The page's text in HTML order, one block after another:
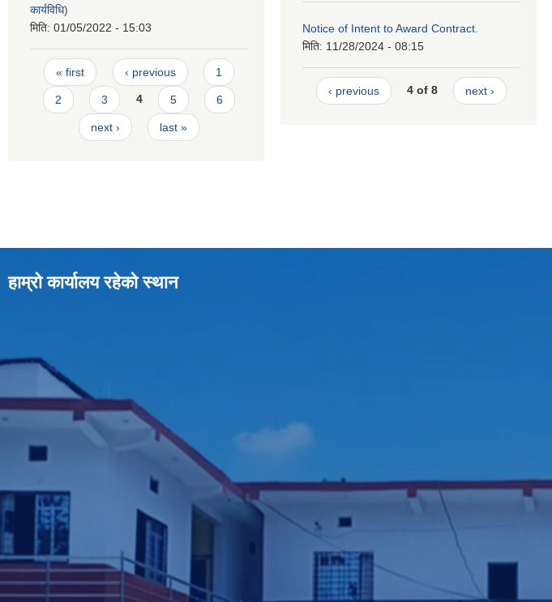
कार्यविधि)
मिति: 01/05/2022 - 15:03
Pages
« first ‹ previous 1
2 3 4 5 6
next › last »
Notice of Intent to Award Contract.
मिति: 11/28/2024 - 08:15
‹ previous 4 of 8 next ›
हाम्रो कार्यालय रहेको स्थान